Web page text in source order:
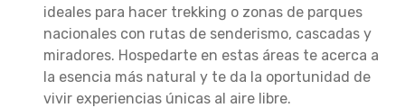
ideales para hacer trekking o zonas de parques
nacionales con rutas de senderismo, cascadas y
miradores. Hospedarte en estas áreas te acerca a
la esencia más natural y te da la oportunidad de
vivir experiencias únicas al aire libre.